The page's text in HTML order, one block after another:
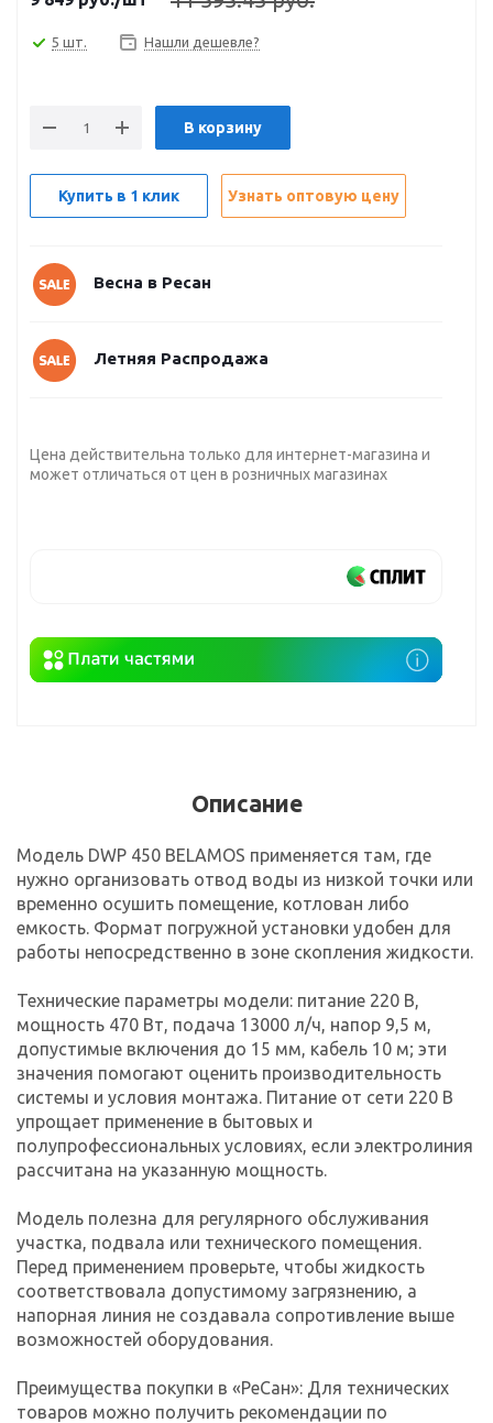
5 шт. Нашли дешевле?
В корзину
Купить в 1 клик Узнать оптовую цену
Весна в Ресан
Летняя Распродажа
Цена действительна только для интернет-магазина и
может отличаться от цен в розничных магазинах
Описание
Модель DWP 450 BELAMOS применяется там, где
нужно организовать отвод воды из низкой точки или
временно осушить помещение, котлован либо
емкость. Формат погружной установки удобен для
работы непосредственно в зоне скопления жидкости.
Технические параметры модели: питание 220 В,
мощность 470 Вт, подача 13000 л/ч, напор 9,5 м,
допустимые включения до 15 мм, кабель 10 м; эти
значения помогают оценить производительность
системы и условия монтажа. Питание от сети 220 В
упрощает применение в бытовых и
полупрофессиональных условиях, если электролиния
рассчитана на указанную мощность.
Модель полезна для регулярного обслуживания
участка, подвала или технического помещения.
Перед применением проверьте, чтобы жидкость
соответствовала допустимому загрязнению, а
напорная линия не создавала сопротивление выше
возможностей оборудования.
Преимущества покупки в «РеСан»: Для технических
товаров можно получить рекомендации по